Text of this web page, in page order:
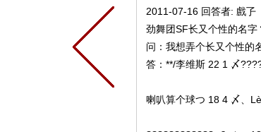
2011-07-16 回答者: 戲孒
劲舞团SF长又个性的名字
问：我想弄个长又个性的
答：**/李维斯 22 1 〆
喇叭算个球つ 18 4 〆、